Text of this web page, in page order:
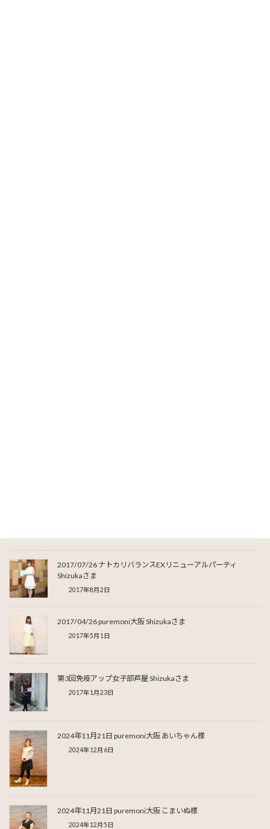
2017/07/26 ナトカリバランスEXリニューアルパーティ
Shizukaさま
2017年8月2日
2017/04/26 puremoni大阪 Shizukaさま
2017年5月1日
第3回免疫アップ女子部芦屋 Shizukaさま
2017年1月23日
2024年11月21日 puremoni大阪 あいちゃん様
2024年12月6日
2024年11月21日 puremoni大阪 こまいぬ様
2024年12月5日